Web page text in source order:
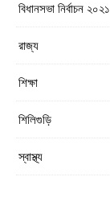
বিধানসভা নির্বাচন ২০২১
রাজ্য
শিক্ষা
শিলিগুড়ি
স্বাস্থ্য